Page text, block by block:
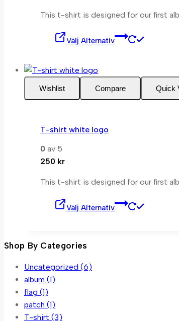
This t-shirt is designed for our first
Välj Alternativ
flera
Wishlist Compare Quick
T-shirt white logo
0 av 5
250 kr
This t-shirt is designed for our first
Välj Alternativ
Shop By Categories
Uncategorized (6)
album (1)
flag (1)
patch (1)
T-shirt (3)